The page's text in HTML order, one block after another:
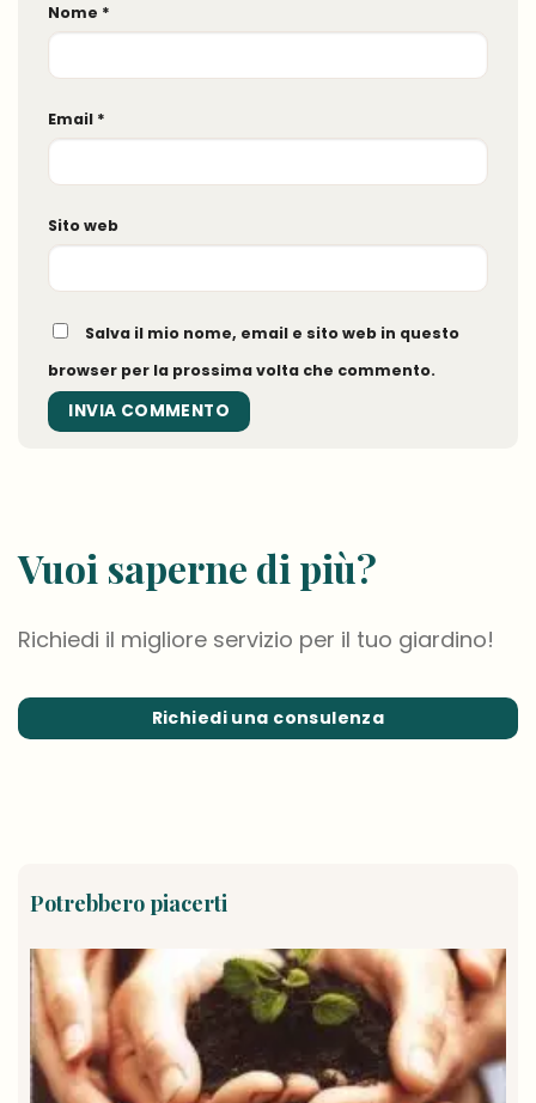
Nome *
Email *
Sito web
Salva il mio nome, email e sito web in questo
browser per la prossima volta che commento.
Vuoi saperne di più?
Richiedi il migliore servizio per il tuo giardino!
Richiedi una consulenza
Potrebbero piacerti